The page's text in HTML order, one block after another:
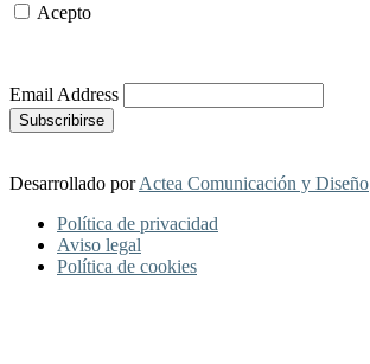
Acepto
Email Address
Desarrollado porActea Comunicación y Diseño
Política de privacidad
Aviso legal
Política de cookies